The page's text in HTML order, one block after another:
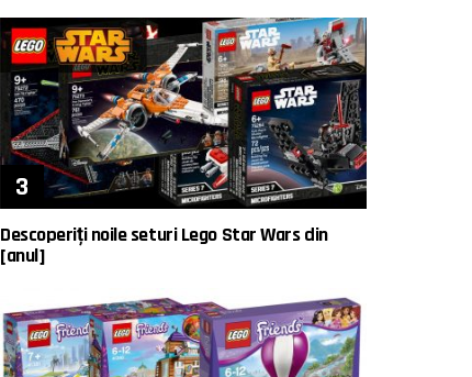
Descoperiți noile seturi Lego Star Wars din
[anul]